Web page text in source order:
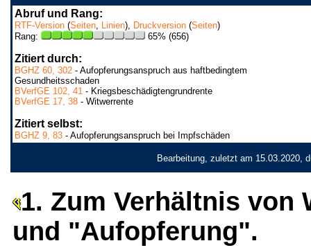
Abruf und Rang:
RTF-Version (Seiten, Linien), Druckversion (Seiten)
Rang:
65% (656)
Zitiert durch:
BGHZ 60, 302 - Aufopferungsanspruch aus haftbedingtem
Gesundheitsschaden
BVerfGE 102, 41 - Kriegsbeschädigtengrundrente
BVerfGE 17, 38 - Witwerrente
Zitiert selbst:
BGHZ 9, 83 - Aufopferungsanspruch bei Impfschäden
Bearbeitung, zuletzt am 15.03.2020,
1. Zum Verhältnis von
und "Aufopferung".